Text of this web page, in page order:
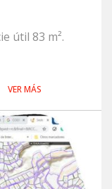
útil 83 m².
VER MÁS